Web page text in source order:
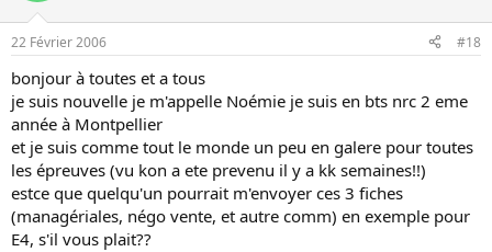
22 Février 2006 #18
bonjour à toutes et a tous
je suis nouvelle je m'appelle Noémie je suis en bts nrc 2 eme
année à Montpellier
et je suis comme tout le monde un peu en galere pour toutes
les épreuves (vu kon a ete prevenu il y a kk semaines!!)
estce que quelqu'un pourrait m'envoyer ces 3 fiches
(managériales, négo vente, et autre comm) en exemple pour
E4, s'il vous plait??